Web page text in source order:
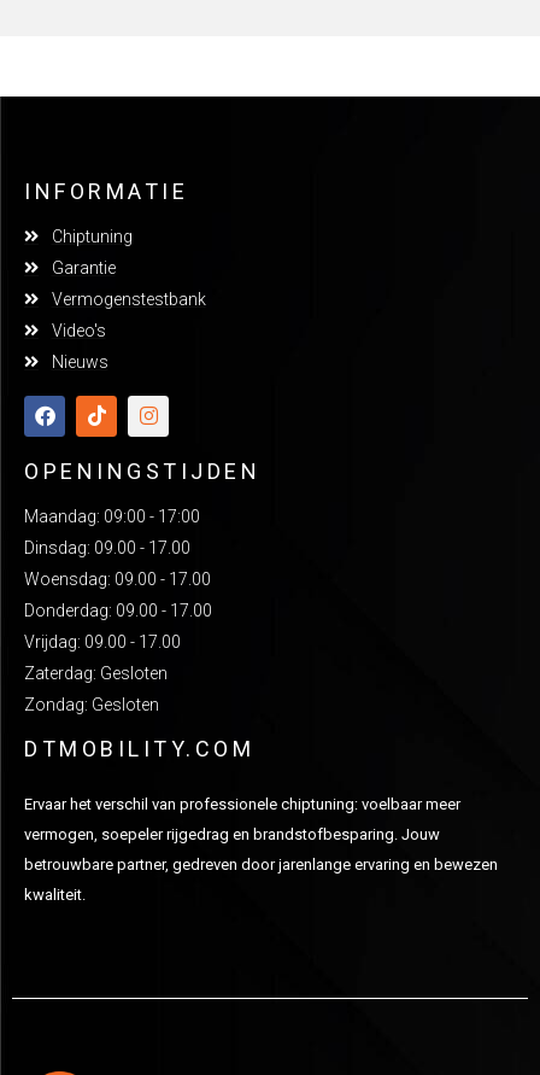
INFORMATIE
Chiptuning
Garantie
Vermogenstestbank
Video's
Nieuws
OPENINGSTIJDEN
Maandag: 09:00 - 17:00
Dinsdag: 09.00 - 17.00
Woensdag: 09.00 - 17.00
Donderdag: 09.00 - 17.00
Vrijdag: 09.00 - 17.00
Zaterdag: Gesloten
Zondag: Gesloten
DTMOBILITY.COM
Ervaar het verschil van professionele chiptuning: voelbaar meer
vermogen, soepeler rijgedrag en brandstofbesparing. Jouw
betrouwbare partner, gedreven door jarenlange ervaring en bewezen
kwaliteit.